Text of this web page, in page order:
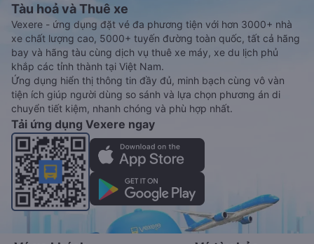
Tàu hoả và Thuê xe
Vexere - ứng dụng đặt vé đa phương tiện với hơn 3000+ nhà
xe chất lượng cao, 5000+ tuyến đường toàn quốc, tất cả hãng
bay và hãng tàu cùng dịch vụ thuê xe máy, xe du lịch phủ
khắp các tỉnh thành tại Việt Nam.
Ứng dụng hiển thị thông tin đầy đủ, minh bạch cùng vô vàn
tiện ích giúp người dùng so sánh và lựa chọn phương án di
chuyển tiết kiệm, nhanh chóng và phù hợp nhất.
Tải ứng dụng Vexere ngay